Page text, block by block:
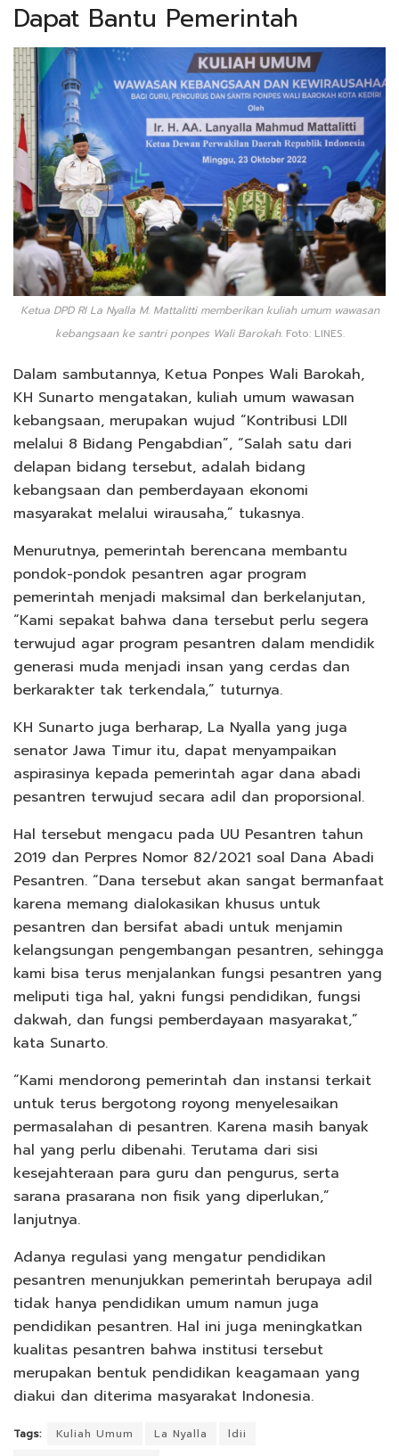
Dapat Bantu Pemerintah
Ketua DPD RI La Nyalla M. Mattalitti memberikan kuliah umum wawasan
kebangsaan ke santri ponpes Wali Barokah.Foto: LINES.
Dalam sambutannya, Ketua Ponpes Wali Barokah,
KH Sunarto mengatakan, kuliah umum wawasan
kebangsaan, merupakan wujud “Kontribusi LDII
melalui 8 Bidang Pengabdian”, “Salah satu dari
delapan bidang tersebut, adalah bidang
kebangsaan dan pemberdayaan ekonomi
masyarakat melalui wirausaha,” tukasnya.
Menurutnya, pemerintah berencana membantu
pondok-pondok pesantren agar program
pemerintah menjadi maksimal dan berkelanjutan,
“Kami sepakat bahwa dana tersebut perlu segera
terwujud agar program pesantren dalam mendidik
generasi muda menjadi insan yang cerdas dan
berkarakter tak terkendala,” tuturnya.
KH Sunarto juga berharap, La Nyalla yang juga
senator Jawa Timur itu, dapat menyampaikan
aspirasinya kepada pemerintah agar dana abadi
pesantren terwujud secara adil dan proporsional.
Hal tersebut mengacu pada UU Pesantren tahun
2019 dan Perpres Nomor 82/2021 soal Dana Abadi
Pesantren. “Dana tersebut akan sangat bermanfaat
karena memang dialokasikan khusus untuk
pesantren dan bersifat abadi untuk menjamin
kelangsungan pengembangan pesantren, sehingga
kami bisa terus menjalankan fungsi pesantren yang
meliputi tiga hal, yakni fungsi pendidikan, fungsi
dakwah, dan fungsi pemberdayaan masyarakat,”
kata Sunarto.
“Kami mendorong pemerintah dan instansi terkait
untuk terus bergotong royong menyelesaikan
permasalahan di pesantren. Karena masih banyak
hal yang perlu dibenahi. Terutama dari sisi
kesejahteraan para guru dan pengurus, serta
sarana prasarana non fisik yang diperlukan,”
lanjutnya.
Adanya regulasi yang mengatur pendidikan
pesantren menunjukkan pemerintah berupaya adil
tidak hanya pendidikan umum namun juga
pendidikan pesantren. Hal ini juga meningkatkan
kualitas pesantren bahwa institusi tersebut
merupakan bentuk pendidikan keagamaan yang
diakui dan diterima masyarakat Indonesia.
Tags: Kuliah Umum La Nyalla
ldii